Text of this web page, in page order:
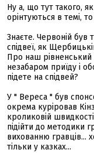
Ну а, що тут такого,
орінтуються в темі,
Знаєте. Червоній був
спідвеї, як
Про наш рівненський
незабаром приїду і
підете на спідвей?
У " Вереса " був
окрема куріровав
кроликовій
підійти до методики
вихованню гравців...
тільки у казках...